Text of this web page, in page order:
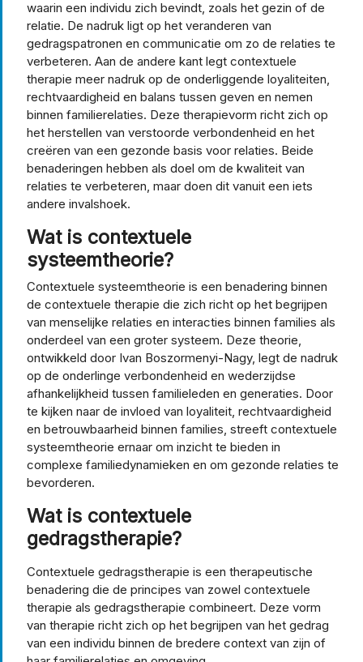
waarin een individu zich bevindt, zoals het gezin of de
relatie. De nadruk ligt op het veranderen van
gedragspatronen en communicatie om zo de relaties te
verbeteren. Aan de andere kant legt contextuele
therapie meer nadruk op de onderliggende loyaliteiten,
rechtvaardigheid en balans tussen geven en nemen
binnen familierelaties. Deze therapievorm richt zich op
het herstellen van verstoorde verbondenheid en het
creëren van een gezonde basis voor relaties. Beide
benaderingen hebben als doel om de kwaliteit van
relaties te verbeteren, maar doen dit vanuit een iets
andere invalshoek.
Wat is contextuele
systeemtheorie?
Contextuele systeemtheorie is een benadering binnen
de contextuele therapie die zich richt op het begrijpen
van menselijke relaties en interacties binnen families als
onderdeel van een groter systeem. Deze theorie,
ontwikkeld door Ivan Boszormenyi-Nagy, legt de nadruk
op de onderlinge verbondenheid en wederzijdse
afhankelijkheid tussen familieleden en generaties. Door
te kijken naar de invloed van loyaliteit, rechtvaardigheid
en betrouwbaarheid binnen families, streeft contextuele
systeemtheorie ernaar om inzicht te bieden in
complexe familiedynamieken en om gezonde relaties te
bevorderen.
Wat is contextuele
gedragstherapie?
Contextuele gedragstherapie is een therapeutische
benadering die de principes van zowel contextuele
therapie als gedragstherapie combineert. Deze vorm
van therapie richt zich op het begrijpen van het gedrag
van een individu binnen de bredere context van zijn of